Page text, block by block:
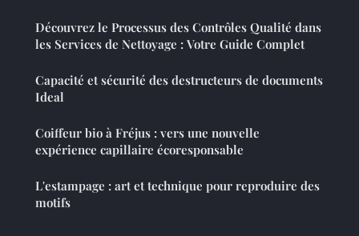
Découvrez le Processus des Contrôles Qualité dans
les Services de Nettoyage : Votre Guide Complet
Capacité et sécurité des destructeurs de documents
Ideal
Coiffeur bio à Fréjus : vers une nouvelle
expérience capillaire écoresponsable
L'estampage : art et technique pour reproduire des
motifs